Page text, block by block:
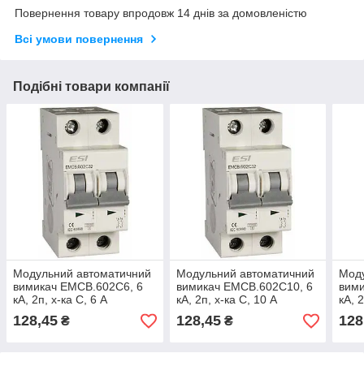
Повернення товару впродовж 14 днів за домовленістю
Всі умови повернення
Подібні товари компанії
Модульний автоматичний
вимикач EMCB.602C6, 6
кА, 2п, х-ка С, 6 А
128,45 ₴
Модульний автоматичний
вимикач EMCB.602C10, 6
кА, 2п, х-ка С, 10 А
128,45₴
кА,